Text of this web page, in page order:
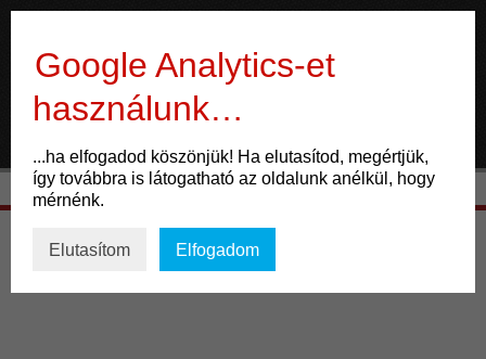
Gyógygomba
ÉLET
Mozgás
Táplálkozás
Életmód
Google Analytics-et
használunk…
...ha elfogadod köszönjük! Ha elutasítod, megértjük,
így továbbra is látogatható az oldalunk anélkül, hogy
mérnénk.
Elutasítom Elfogadom